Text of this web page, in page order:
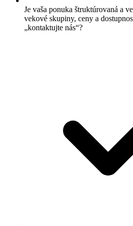
Je vaša ponuka štruktúrovaná a
vekové skupiny, ceny a
„kontaktujte nás“?